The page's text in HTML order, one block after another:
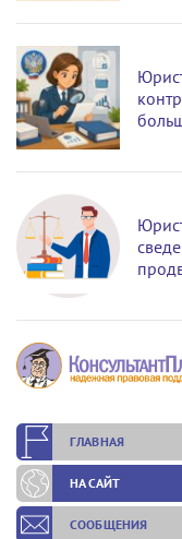
ГЛАВНАЯ
НА САЙТ
СООБЩЕНИЯ